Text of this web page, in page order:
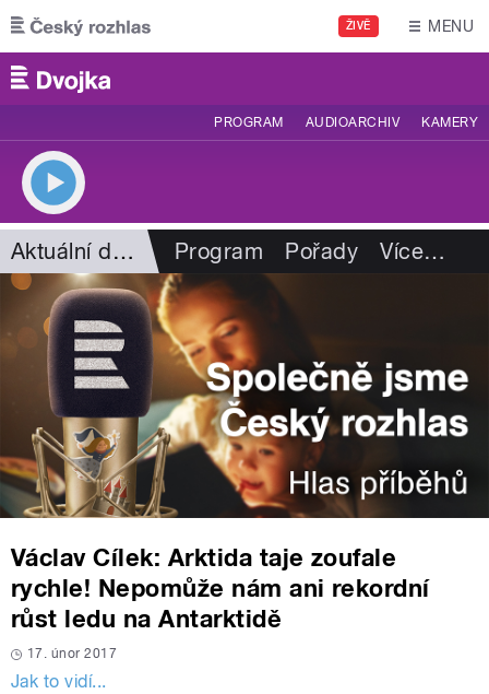
Přejít k hlavnímu obsahu
ŽIVĚ MENU
PROGRAM AUDIOARCHIV KAMERY
Aktuální dění Program Pořady Více…
Václav Cílek: Arktida taje zoufale
rychle! Nepomůže nám ani rekordní
růst ledu na Antarktidě
17. únor 2017
Jak to vidí...